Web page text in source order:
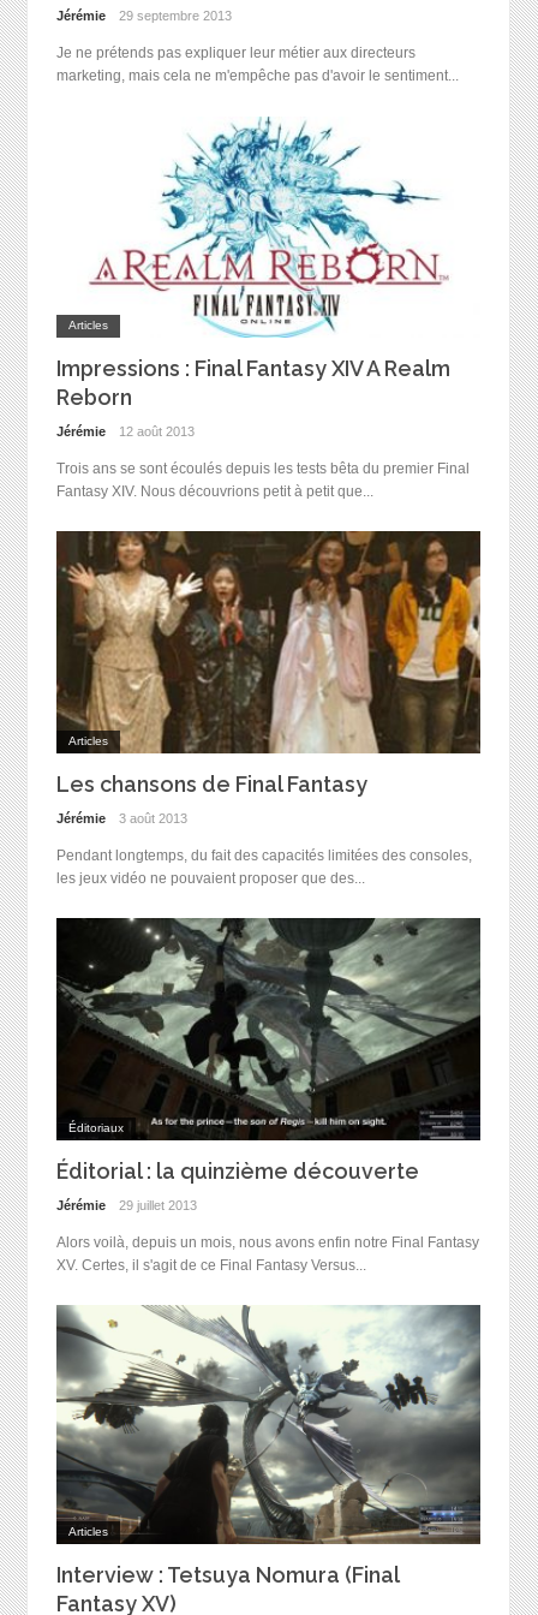
Jérémie 29 septembre 2013
Je ne prétends pas expliquer leur métier aux directeurs
marketing, mais cela ne m'empêche pas d'avoir le sentiment...
Articles
Impressions : Final Fantasy XIV A Realm
Reborn
Jérémie 12 août 2013
Trois ans se sont écoulés depuis les tests bêta du premier Final
Fantasy XIV. Nous découvrions petit à petit que...
Articles
Les chansons de Final Fantasy
Jérémie 3 août 2013
Pendant longtemps, du fait des capacités limitées des consoles,
les jeux vidéo ne pouvaient proposer que des...
Éditoriaux
Éditorial : la quinzième découverte
Jérémie 29 juillet 2013
Alors voilà, depuis un mois, nous avons enfin notre Final Fantasy
XV. Certes, il s'agit de ce Final Fantasy Versus...
Articles
Interview : Tetsuya Nomura (Final
Fantasy XV)